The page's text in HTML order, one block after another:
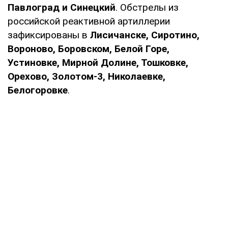
Павлоград и Синецкий. Обстрелы из
российской реактивной артиллерии
зафиксированы в Лисичанске, Сиротино,
Вороново, Боровском, Белой Горе,
Устиновке, Мирной Долине, Тошковке,
Орехово, Золотом-3, Николаевке,
Белогоровке.